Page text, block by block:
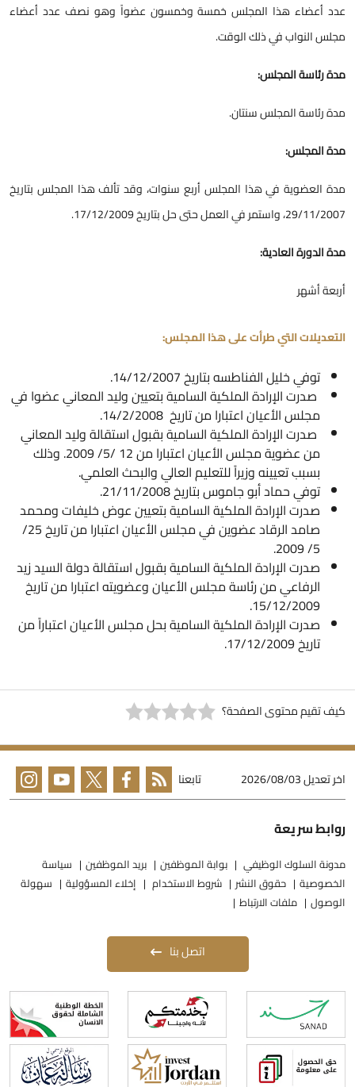
عدد أعضاء هذا المجلس خمسة وخمسون عضواً وهو نصف عدد أعضاء
مجلس النواب في ذلك الوقت.
مدة رئاسة المجلس:
مدة رئاسة المجلس سنتان.
مدة المجلس:
مدة العضوية في هذا المجلس أربع سنوات، وقد تألف هذا المجلس بتاريخ
29/11/2007، واستمر في العمل حتى حل بتاريخ 17/12/2009.
مدة الدورة العادية:
أربعة أشهر
التعديلات التي طرأت على هذا المجلس:
توفي خليل الفناطسه بتاريخ 14/12/2007.
صدرت الإرادة الملكية السامية بتعيين وليد المعاني عضوا في
مجلس الأعيان اعتبارا من تاريخ 14/2/2008.
صدرت الإرادة الملكية السامية بقبول استقالة وليد المعاني
من عضوية مجلس الأعيان اعتبارا من 12 /5/ 2009. وذلك
بسبب تعيينه وزيراً للتعليم العالي والبحث العلمي.
توفي حماد أبو جاموس بتاريخ 21/11/2008.
صدرت الإرادة الملكية السامية بتعيين عوض خليفات ومحمد
صامد الرقاد عضوين في مجلس الأعيان اعتبارا من تاريخ 25/
صدرت الإرادة الملكية السامية بقبول استقالة دولة السيد زيد
الرفاعي من رئاسة مجلس الأعيان وعضويته اعتبارا من تاريخ
15/12/2009.
صدرت الإرادة الملكية السامية بحل مجلس الأعيان اعتباراً من
تاريخ 17/12/2009.
كيف تقيم محتوى الصفحة؟
اخر تعديل2026/08/03 تابعنا
روابط سريعة
مدونة السلوك الوظيفي بوابة الموظفين بريد الموظفين
سياسة
الخصوصية
حقوق النشر شروط الاستخدام إخلاء المسؤولية
سهولة
الوصول
ملفات الارتباط
اتصل بنا